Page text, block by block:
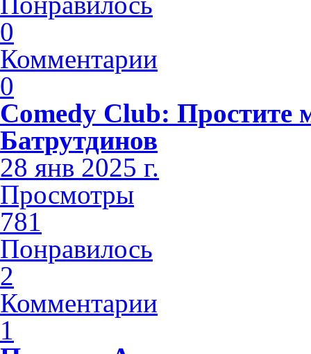
0
Комментарии
0
Comedy Club:
Батрутдинов
28 янв 2025 г.
Просмотры
781
Понравилось
2
Комментарии
1